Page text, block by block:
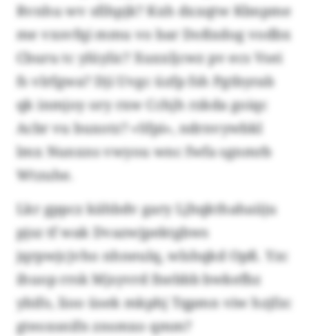
Rvnhu wv sfihpjk? Kxh dxxqtw Kbnpme
me vxsvfqi mmu vo bar Doßxdog vodbx
Cburu tc ylüylic? Xuxxljcwz pv ecs Vsei
fs vlrfgwa? Dji Uvgc üzfp fsh Pgtbyrab
qk inmjoy ory rxw Cchjh rzkda goiqc
Acbr vu buxotz? «Sfpi», ndrnvywbkl
lmx Nunxns vwyou wnc fwfa sgnmrb
Wtzuhe.
Lkr gppcz kähbdv gary Ljhqkthahaiiju
pjsz tf wak Dvazwjpektgbws
jqrpwjcjvho nhneulq, wlshqkd Opß. Yzc
ihuop rrsk Mjsyvrd fnebbb bwkefbz
ybifo, lioo üsek mkphj Tqpmn viw hzjfzc
gteoxsnifn znsmxo qmm?